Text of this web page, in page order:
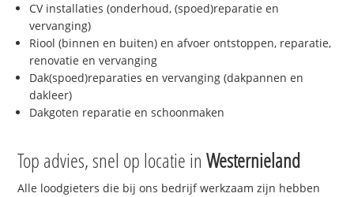
CV installaties (onderhoud, (spoed)reparatie en
vervanging)
Riool (binnen en buiten) en afvoer ontstoppen, reparatie,
renovatie en vervanging
Dak(spoed)reparaties en vervanging (dakpannen en
dakleer)
Dakgoten reparatie en schoonmaken
Top advies, snel op locatie inWesternieland
Alle loodgieters die bij ons bedrijf werkzaam zijn hebben